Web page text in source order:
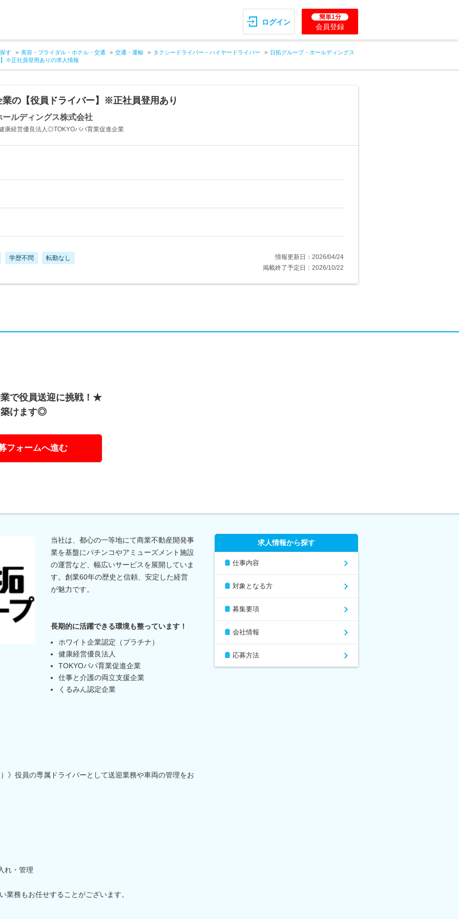
ログイン
簡単1分
会員登録
す 美容・ブライダル・ホテル・交通 交通・運輸 タクシードライバー・ハイヤードライバー
日拓グループ・ホールディングス
※正社員登用ありの求人情報
業の【役員ドライバー】※正社員登用あり
ルディングス株式会社
経営優良法人◎TOKYOパパ育業促進企業
学歴不問 転勤なし
情報更新日：2026/04/24
掲載終了予定日：2026/10/22
で役員送迎に挑戦！★
築けます◎
フォームへ進む
当社は、都心の一等地にて商業不動産開発事
業を基盤にパチンコやアミューズメント施設
の運営など、幅広いサービスを展開していま
す。創業60年の歴史と信頼、安定した経営
が魅力です。
長期的に活躍できる環境も整っています！
ホワイト企業認定（プラチナ）
健康経営優良法人
TOKYOパパ育業促進企業
仕事と介護の両立支援企業
くるみん認定企業
》役員の専属ドライバーとして送迎業務や車両の管理をお
れ・管理
務もお任せすることがございます。
求人情報から探す
仕事内容
対象となる方
募集要項
会社情報
応募方法